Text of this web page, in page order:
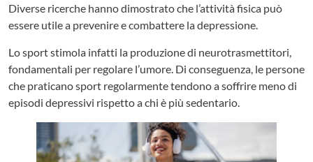
Diverse ricerche hanno dimostrato che l’attività fisica può
essere utile a prevenire e combattere la depressione.
Lo sport stimola infatti la produzione di neurotrasmettitori,
fondamentali per regolare l’umore. Di conseguenza, le persone
che praticano sport regolarmente tendono a soffrire meno di
episodi depressivi rispetto a chi è più sedentario.